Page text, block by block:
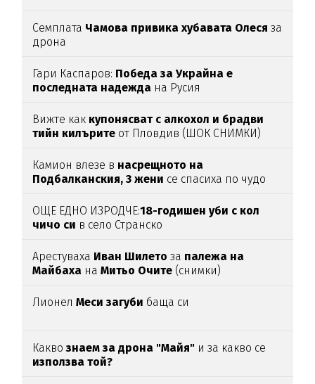
Семплата Чамова привика хубавата Олеся за
дрона
Гари Каспаров: Победа за Украйна е
последната надежда на Русия
Вижте как купонясват с алкохол и брадви
тийн килърите от Пловдив (ШОК СНИМКИ)
Камион влезе в насрещното на
Подбалканския, 3 жени се спасиха по чудо
ОЩЕ ЕДНО ИЗРОДЧЕ:18-годишен уби с кол
чичо си в село Странско
Арестуваха Иван Шилетоза палежа на
Майбаха наМитьо Очите (снимки)
Лионел Меси загуби баща си
Каквознаем за дрона "Майя" и за какво се
използва той?